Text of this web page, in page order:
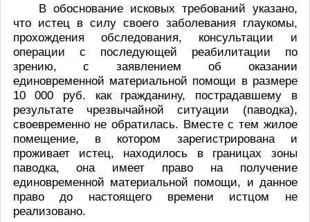
В обоснование исковых требований указано,
что истец в силу своего заболевания глаукомы,
прохождения обследования, консультации и
операции с последующей реабилитации по
зрению, с заявлением об оказании
единовременной материальной помощи в размере
10 000 руб. как гражданину, пострадавшему в
результате чрезвычайной ситуации (паводка),
своевременно не обратилась. Вместе с тем жилое
помещение, в котором зарегистрирована и
проживает истец, находилось в границах зоны
паводка, она имеет право на получение
единовременной материальной помощи, и данное
право до настоящего времени истцом не
реализовано.